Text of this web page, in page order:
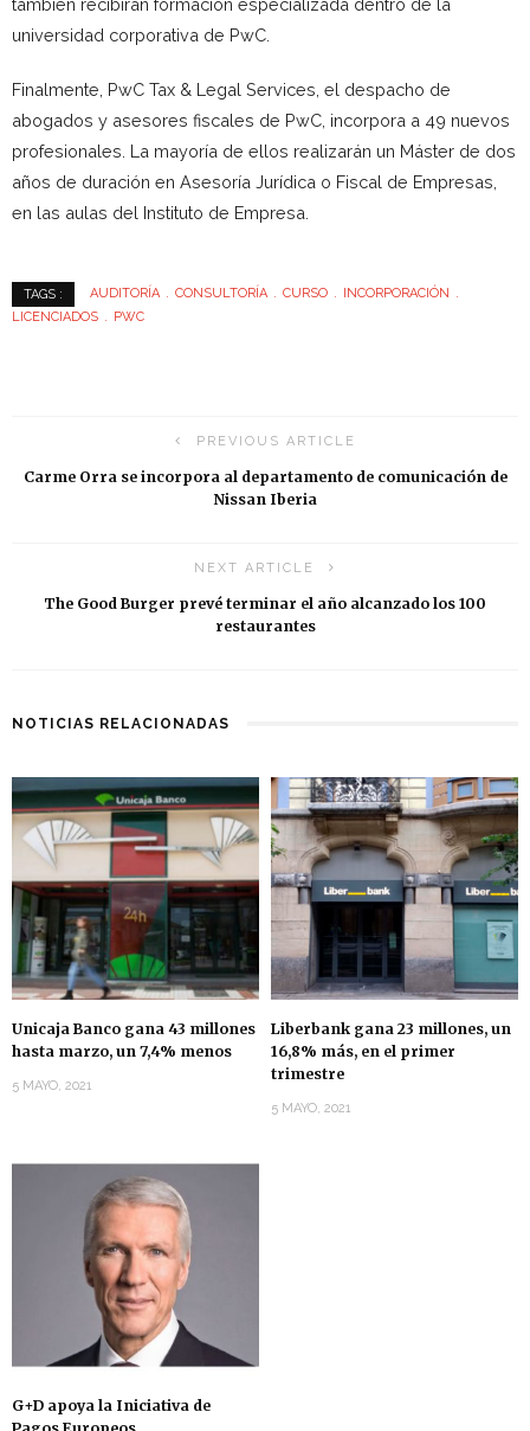
también recibirán formación especializada dentro de la
universidad corporativa de PwC.
Finalmente, PwC Tax & Legal Services, el despacho de
abogados y asesores fiscales de PwC, incorpora a 49 nuevos
profesionales. La mayoría de ellos realizarán un Máster de dos
años de duración en Asesoría Jurídica o Fiscal de Empresas,
en las aulas del Instituto de Empresa.
TAGS : AUDITORÍA CONSULTORÍA CURSO
INCORPORACIÓN
LICENCIADOS
PWC
PREVIOUS ARTICLE
Carme Orra se incorpora al departamento de comunicación de
Nissan Iberia
NEXT ARTICLE
The Good Burger prevé terminar el año alcanzado los 100
restaurantes
NOTICIAS RELACIONADAS
Unicaja Banco gana 43 millones
hasta marzo, un 7,4% menos
5 MAYO, 2021
Liberbank gana 23 millones, un
16,8% más, en el primer
trimestre
5 MAYO, 2021
G+D apoya la Iniciativa de